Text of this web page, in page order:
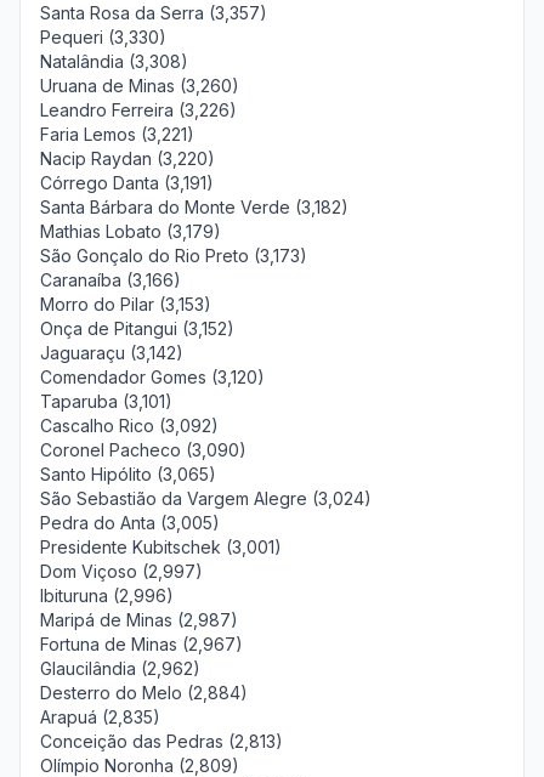
Santa Rosa da Serra (3,357)
Pequeri (3,330)
Natalândia (3,308)
Uruana de Minas (3,260)
Leandro Ferreira (3,226)
Faria Lemos (3,221)
Nacip Raydan (3,220)
Córrego Danta (3,191)
Santa Bárbara do Monte Verde (3,182)
Mathias Lobato (3,179)
São Gonçalo do Rio Preto (3,173)
Caranaíba (3,166)
Morro do Pilar (3,153)
Onça de Pitangui (3,152)
Jaguaraçu (3,142)
Comendador Gomes (3,120)
Taparuba (3,101)
Cascalho Rico (3,092)
Coronel Pacheco (3,090)
Santo Hipólito (3,065)
São Sebastião da Vargem Alegre (3,024)
Pedra do Anta (3,005)
Presidente Kubitschek (3,001)
Dom Viçoso (2,997)
Ibituruna (2,996)
Maripá de Minas (2,987)
Fortuna de Minas (2,967)
Glaucilândia (2,962)
Desterro do Melo (2,884)
Arapuá (2,835)
Conceição das Pedras (2,813)
Olímpio Noronha (2,809)